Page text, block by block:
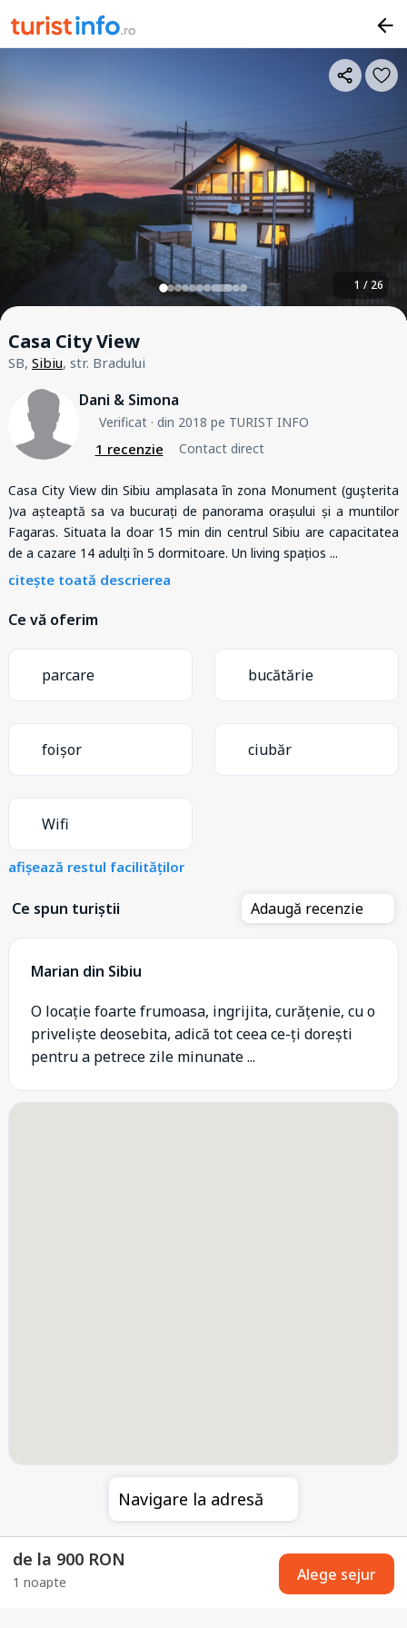
1 / 26
Casa City View
SB, Sibiu, str. Bradului
Dani & Simona
Verificat· din 2018 pe TURIST INFO
1 recenzie Contact direct
Casa City View din Sibiu amplasata în zona Monument (guşterita
)va așteaptă sa va bucurați de panorama orașului și a muntilor
Fagaras. Situata la doar 15 min din centrul Sibiu are capacitatea
de a cazare 14 adulți în 5 dormitoare. Un living spațios ...
citește toată descrierea
Ce vă oferim
parcare bucătărie
foișor ciubăr
Wifi
afișează restul facilităților
Ce spun turiștii Adaugă recenzie
Marian din Sibiu
O locație foarte frumoasa, ingrijita, curățenie, cu o
priveliște deosebita, adică tot ceea ce-ți dorești
pentru a petrece zile minunate ...
Navigare la adresă
de la 900 RON
1 noapte Alege sejur